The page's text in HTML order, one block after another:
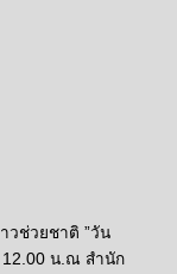
วช่วยชาติ ”วัน
12.00 น.ณ สำนัก